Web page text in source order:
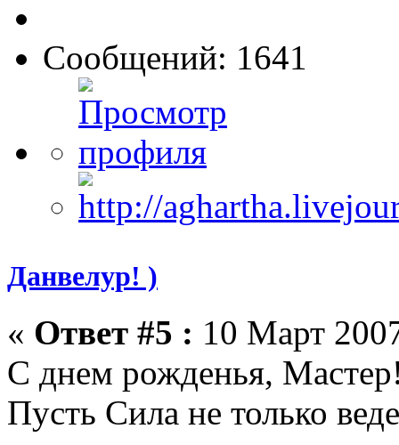
Сообщений: 1641
Данвелур! )
« Ответ #5 : 10 Март
С днем рожденья,
Пусть Сила не только